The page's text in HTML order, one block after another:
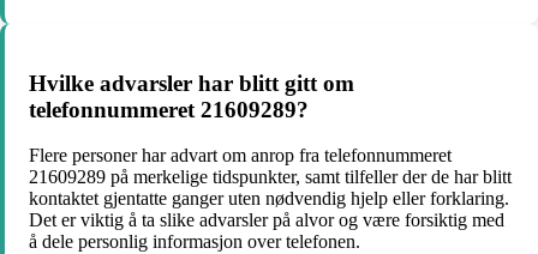
Hvilke advarsler har blitt gitt om
telefonnummeret 21609289?
Flere personer har advart om anrop fra telefonnummeret
21609289 på merkelige tidspunkter, samt tilfeller der de har blitt
kontaktet gjentatte ganger uten nødvendig hjelp eller forklaring.
Det er viktig å ta slike advarsler på alvor og være forsiktig med
å dele personlig informasjon over telefonen.